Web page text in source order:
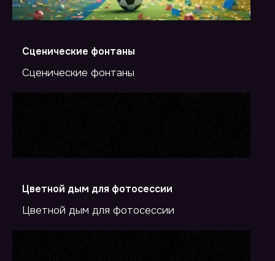
Сценические фонтаны
Сценические фонтаны
Цветной дым для фотосессии
Цветной дым для фотосессии